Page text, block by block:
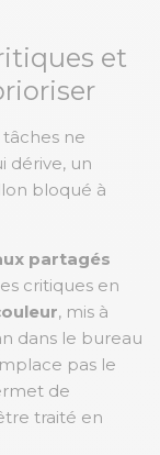
et
ne
dérive, un
bloqué à
partagés
critiques en
, mis à
dans le bureau
pas le
de
traité en